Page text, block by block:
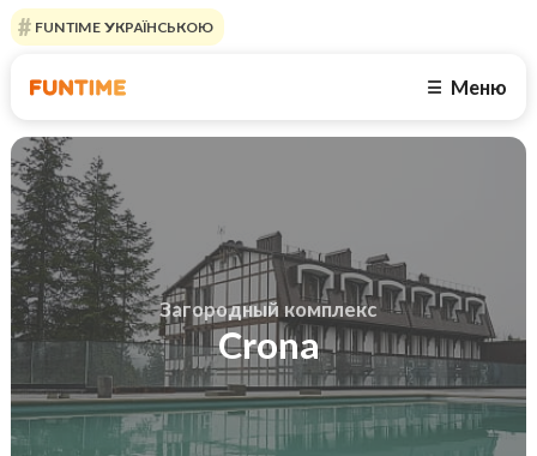
FUNTIME УКРАЇНСЬКОЮ
☰ Меню
Загородный комплекс
Crona